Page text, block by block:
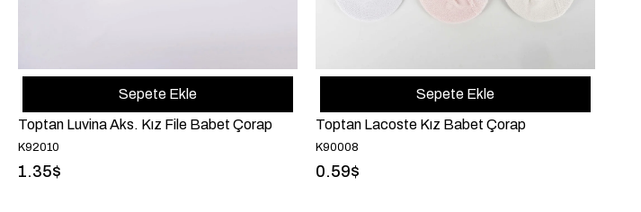
Toptan Luvina Aks. Kız File Babet Çorap
K92010
1.35$
Sepete Ekle
Toptan Lacoste Kız Babet Çorap
K90008
0.59$
Sepete Ekle